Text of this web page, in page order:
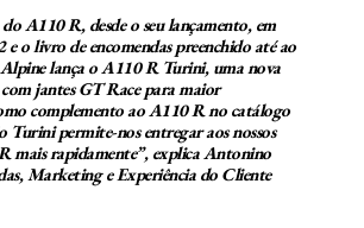
do A110 R, desde o seu lançamento, em
o livro de encomendas preenchido até ao
lança o A110 R Turini, uma nova
jantes GT Race para maior
complemento ao A110 R no catálogo
Turini permite-nos entregar aos nossos
mais rapidamente”, explicaAntonino
Marketing e Experiência do Cliente